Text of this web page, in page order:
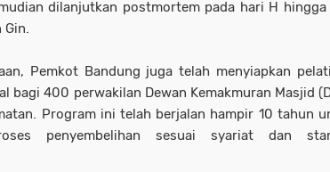
dilanjutkan postmortem pada hari H hingga
Gin.
Pemkot Bandung juga telah menyiapkan
bagi 400 perwakilan Dewan Kemakmuran Masjid
Program ini telah berjalan hampir 10 tahun
penyembelihan sesuai syariat dan